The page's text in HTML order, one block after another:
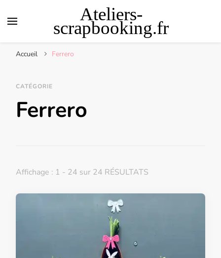
Ateliers-
scrapbooking.fr
Accueil Ferrero
CATÉGORIE
Ferrero
Affichage : 1 - 24 sur 24 RÉSULTATS